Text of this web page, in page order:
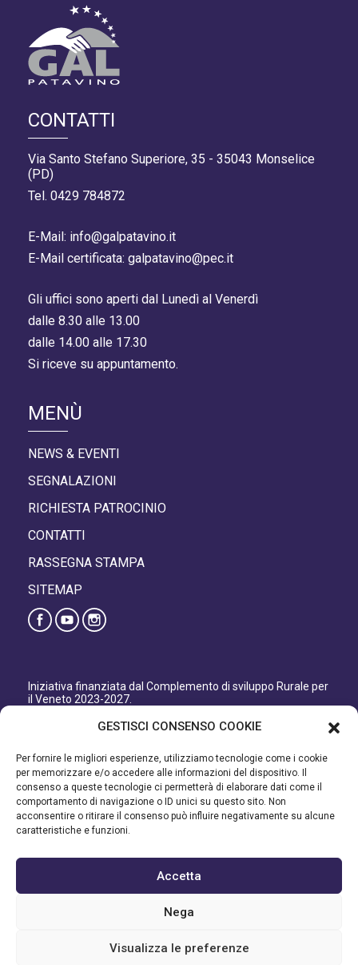
GESTISCI CONSENSO COOKIE
Per fornire le migliori esperienze, utilizziamo tecnologie come i cookie
per memorizzare e/o accedere alle informazioni del dispositivo. Il
consenso a queste tecnologie ci permetterà di elaborare dati come il
comportamento di navigazione o ID unici su questo sito. Non
acconsentire o ritirare il consenso può influire negativamente su alcune
caratteristiche e funzioni.
Accetta
Nega
Visualizza le preferenze
CONTATTI
Via Santo Stefano Superiore, 35 - 35043 Monselice
(PD)
Tel. 0429 784872
E-Mail: info@galpatavino.it
E-Mail certificata: galpatavino@pec.it
Gli uffici sono aperti dal Lunedì al Venerdì
dalle 8.30 alle 13.00
dalle 14.00 alle 17.30
Si riceve su appuntamento.
MENÙ
NEWS & EVENTI
SEGNALAZIONI
RICHIESTA PATROCINIO
CONTATTI
RASSEGNA STAMPA
SITEMAP
Iniziativa finanziata dal Complemento di sviluppo Rurale per
il Veneto 2023-2027.
Organismo responsabile dell’informazione: GAL Patavino
Autorità di Gestione regionale: Regione del Veneto –
Direzione AdG FEASR Bonifica e Irrigazione.
Iniziativa finanziata dal Programma di Sviluppo Rurale per il
Veneto 2014-2022.
Organismo responsabile dell’informazione: GAL Patavino.
©2023 GAL PATAVINO SCARL - Cap. Soc. 22.000,00€ - R.E.A.
334232 – C.F e P.IVA 03748880287 - All Right Reserved